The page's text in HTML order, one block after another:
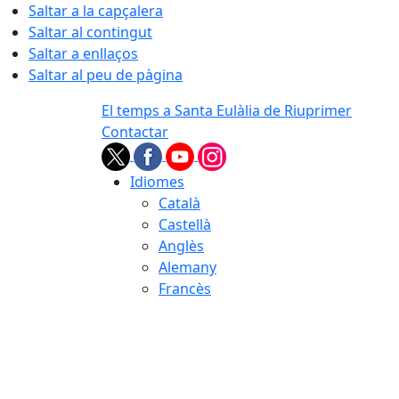
Saltar a la capçalera
Saltar al contingut
Saltar a enllaços
Saltar al peu de pàgina
El temps a Santa Eulàlia de Riuprimer
Contactar
Idiomes
Català
Castellà
Anglès
Alemany
Francès